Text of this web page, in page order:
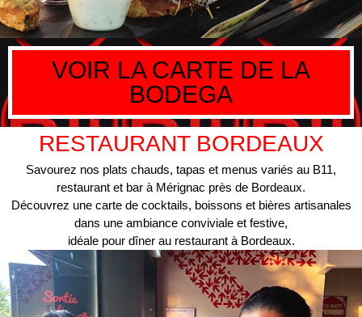
VOIR LA CARTE DE LA
BODEGA
RESTAURANT BORDEAUX
Savourez nos plats chauds, tapas et menus variés au B11,
restaurant et bar à Mérignac près de Bordeaux.
Découvrez une carte de cocktails, boissons et bières artisanales
dans une ambiance conviviale et festive,
idéale pour dîner au restaurant à Bordeaux.